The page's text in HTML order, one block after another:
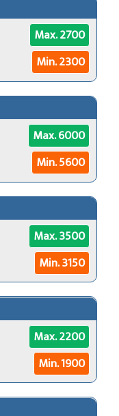
Max. 2700
Min. 2300
Max. 6000
Min. 5600
Max. 3500
Min. 3150
Max. 2200
Min. 1900